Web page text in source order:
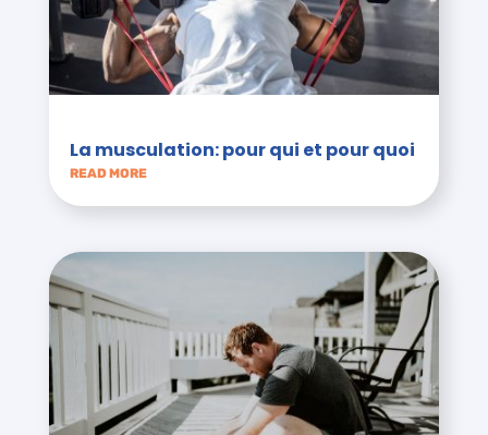
La musculation: pour qui et pour quoi
READ MORE